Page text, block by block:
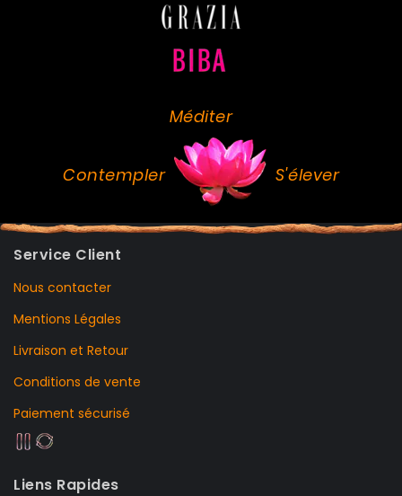
Méditer
Contempler S'élever
Service Client
Nous contacter
Mentions Légales
Livraison et Retour
Conditions de vente
Paiement sécurisé
Liens Rapides